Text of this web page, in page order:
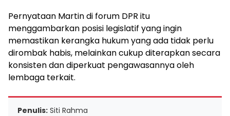
Pernyataan Martin di forum DPR itu
menggambarkan posisi legislatif yang ingin
memastikan kerangka hukum yang ada tidak perlu
dirombak habis, melainkan cukup diterapkan secara
konsisten dan diperkuat pengawasannya oleh
lembaga terkait.
Penulis: Siti Rahma